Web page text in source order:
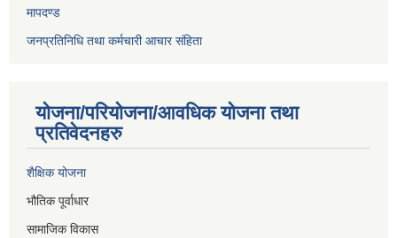
मापदण्ड
जनप्रतिनिधि तथा कर्मचारी आचार संहिता
योजना/परियोजना/आवधिक योजना तथा
प्रतिवेदनहरु
शैक्षिक योजना
भौतिक पूर्वाधार
सामाजिक विकास